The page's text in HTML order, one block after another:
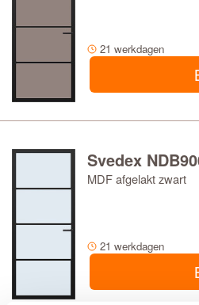
21 werkdagen
Svedex
MDF afgelakt zwart
21 werkdagen